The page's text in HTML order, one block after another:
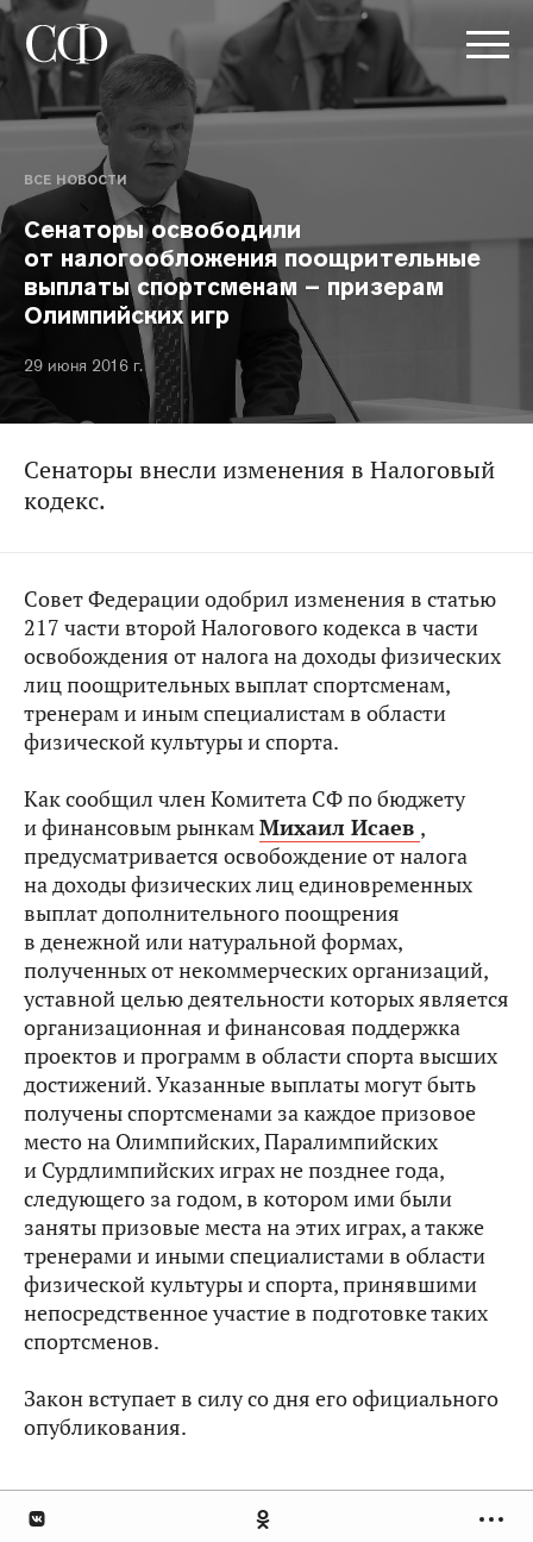
ВСЕ НОВОСТИ
Сенаторы освободили
от налогообложения поощрительные
выплаты спортсменам – призерам
Олимпийских игр
29 июня 2016 г.
Сенаторы внесли изменения в Налоговый
кодекс.
Совет Федерации одобрил изменения в статью
217 части второй Налогового кодекса в части
освобождения от налога на доходы физических
лиц поощрительных выплат спортсменам,
тренерам и иным специалистам в области
физической культуры и спорта.
Как сообщил член Комитета СФ по бюджету
и финансовым рынкамМихаил Исаев ,
предусматривается освобождение от налога
на доходы физических лиц единовременных
выплат дополнительного поощрения
в денежной или натуральной формах,
полученных от некоммерческих организаций,
уставной целью деятельности которых является
организационная и финансовая поддержка
проектов и программ в области спорта высших
достижений. Указанные выплаты могут быть
получены спортсменами за каждое призовое
место на Олимпийских, Паралимпийских
и Сурдлимпийских играх не позднее года,
следующего за годом, в котором ими были
заняты призовые места на этих играх, а также
тренерами и иными специалистами в области
физической культуры и спорта, принявшими
непосредственное участие в подготовке таких
спортсменов.
Закон вступает в силу со дня его официального
опубликования.